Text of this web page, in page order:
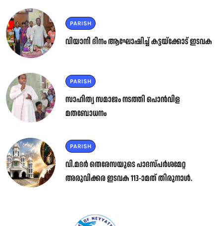
PARISH
വിയാനി ദിനം ആഘോഷിച്ച് കട്ടയ്ക്കോട് ഇടവക
PARISH
സാഹിത്യ സമാജം നടത്തി പൊൻവിള
മതബോധനം
PARISH
വി.മദർ തെരേസയുടെ പാദസ്പർശമേറ്റ
അരുവിക്കര ഇടവക 113-ാമത് തിരുനാൾ.